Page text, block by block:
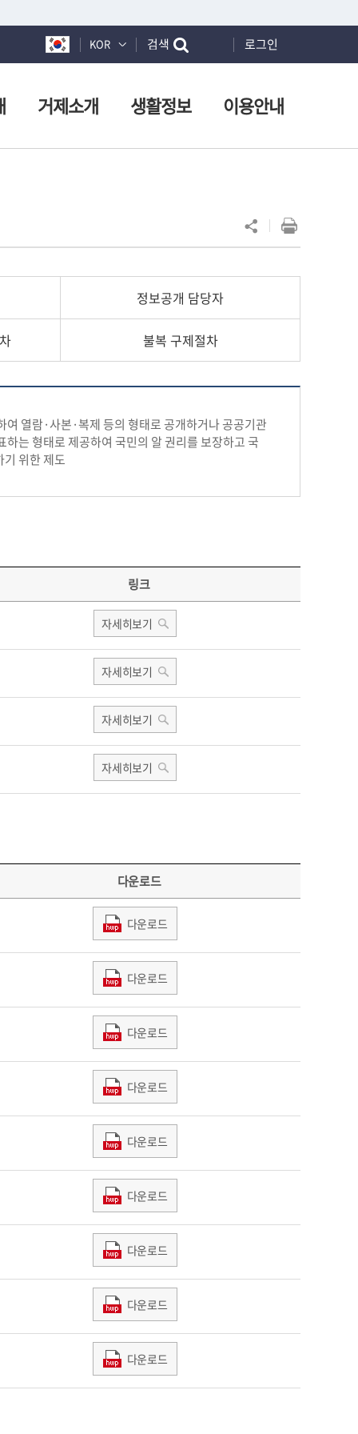
KOR 검색 로그인
거제소개 생활정보 이용안내
정보공개 담당자
불복 구제절차
열람·사본·복제 등의 형태로 공개하거나 공공기관
는 형태로 제공하여 국민의 알 권리를 보장하고 국
위한 제도
링크
자세히보기
자세히보기
자세히보기
자세히보기
다운로드
다운로드
다운로드
다운로드
다운로드
다운로드
다운로드
다운로드
다운로드
다운로드